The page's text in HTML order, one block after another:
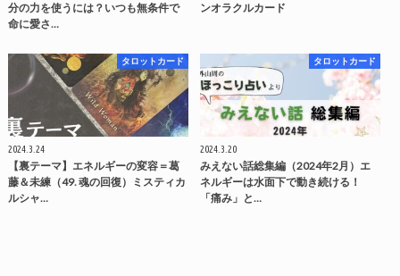
分の力を使うには？いつも無条件で
命に愛さ…
ンオラクルカード
タロットカード
2024.3.24
【裏テーマ】エネルギーの変容＝葛
藤＆未練（49. 魂の回復）ミスティカ
ルシャ…
タロットカード
2024.3.20
みえない話総集編（2024年2月）エ
ネルギーは水面下で動き続ける！
「痛み」と…